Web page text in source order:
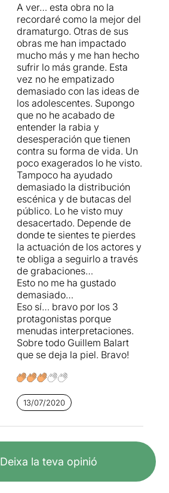
efectes visuals,
enregistraments, efectes
sonors,...
Sobre l’espai escènic actors
presencials ( Guillem Balart
Sergi TorrecillaiCarla
Vilaró) i actors virtuals
(Clara SeguraiIvan Benet)
que comparteixen espai i
dialoguen entre ells. Tots ells
defensen el seu paper amb
total convicció, tot i així
m’agradaria ressaltar la
brillant interpretació de
l’actorGuillem Balarten el
seu paper de Murdoch.
“Assedegats” parla del desig
de saber, de la necessitat de
voler entendre, de buscar el
sentit de la vida i el perquè
de les coses. Parla de les
pors, i del dolor interior; de
la necessitat de sentir-se
viu, d’estar viu. De la ràbia,
la incomprensió, de la
fragilitat de la joventut. Ens
parla de la intensitat dels
pensaments, de la
allò que ens rodeja i de
dins. Ens parla d’aquella
sensació de buit interior i de
l’absurditat de l’existència.
sobre el pas de
A ver… esta obra no la
recordaré como la mejor del
dramaturgo. Otras de sus
obras me han impactado
mucho más y me han hecho
sufrir lo más grande. Esta
vez no he empatizado
demasiado con las ideas de
los adolescentes. Supongo
que no he acabado de
entender la rabia y
desesperación que tienen
contra su forma de vida. Un
poco exagerados lo he visto.
Tampoco ha ayudado
demasiado la distribución
escénica y de butacas del
público. Lo he visto muy
desacertado. Depende de
donde te sientes te pierdes
la actuación de los actores y
te obliga a seguirlo a través
de grabaciones…
Esto no me ha gustado
demasiado…
Eso sí… bravo por los 3
protagonistas porque
menudas interpretaciones.
Sobre todo Guillem Balart
que se deja la piel. Bravo!
13/07/2020
Deixa la teva opinió